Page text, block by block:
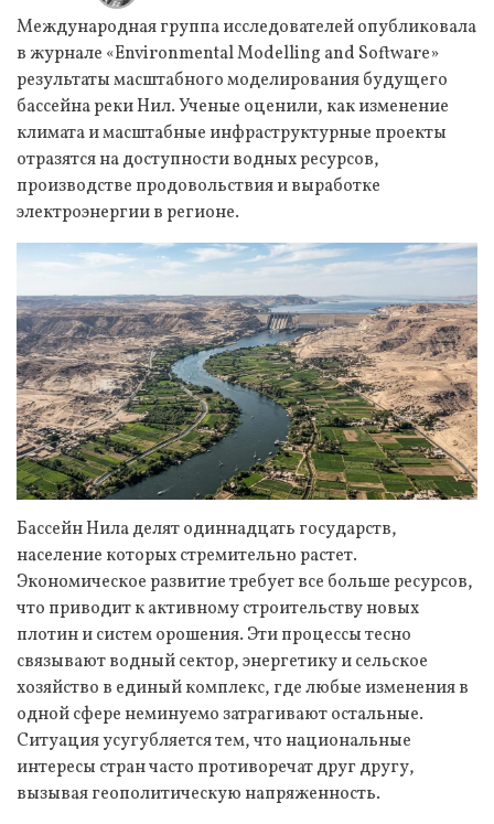
Международная группа исследователей опубликовала
в журнале «Environmental Modelling and Software»
результаты масштабного моделирования будущего
бассейна реки Нил. Ученые оценили, как изменение
климата и масштабные инфраструктурные проекты
отразятся на доступности водных ресурсов,
производстве продовольствия и выработке
электроэнергии в регионе.
Бассейн Нила делят одиннадцать государств,
население которых стремительно растет.
Экономическое развитие требует все больше ресурсов,
что приводит к активному строительству новых
плотин и систем орошения. Эти процессы тесно
связывают водный сектор, энергетику и сельское
хозяйство в единый комплекс, где любые изменения в
одной сфере неминуемо затрагивают остальные.
Ситуация усугубляется тем, что национальные
интересы стран часто противоречат друг другу,
вызывая геополитическую напряженность.